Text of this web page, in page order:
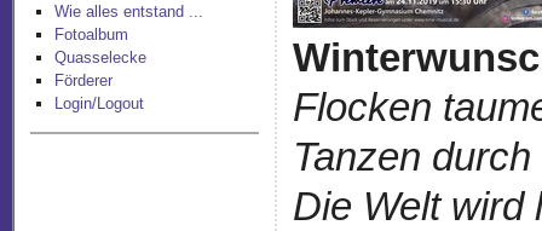
Wie alles entstand ...
Fotoalbum
Quasselecke
Förderer
Login/Logout
Flocken
Tanzen
Die Welt wird